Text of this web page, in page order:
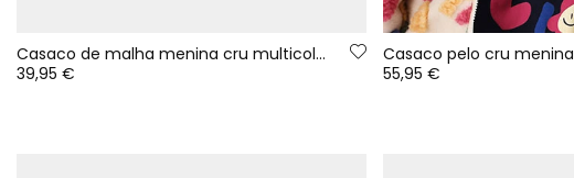
Casaco de malha menina cru multicolor com capuz
39,95 €
55,95 €